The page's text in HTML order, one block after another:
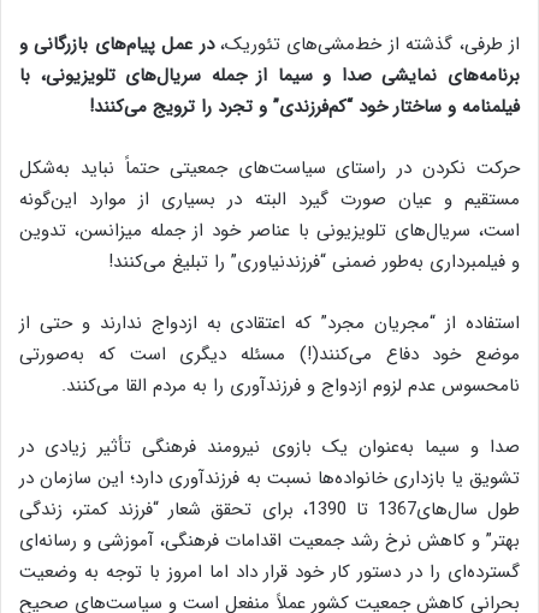
از طرفی، گذشته از خط‌مشی‌های تئوریک،در عمل پیام‌های بازرگانی و
برنامه‌های نمایشی صدا و سیما از جمله سریال‌های تلویزیونی، با
فیلمنامه و ساختار خود “کم‌فرزندی” و تجرد را ترویج می‌کنند!
حرکت نکردن در راستای سیاست‌های جمعیتی حتماً نباید به‌شکل
مستقیم و عیان صورت گیرد البته در بسیاری از موارد این‌گونه
است، سریال‌های تلویزیونی با عناصر خود از جمله میزانسن، تدوین
و فیلمبرداری به‌طور ضمنی “فرزندنیاوری” را تبلیغ می‌کنند!
استفاده از “مجریان مجرد” که اعتقادی به ازدواج ندارند و حتی از
موضع خود دفاع می‌کنند(!) مسئله دیگری است که به‌صورتی
نامحسوس عدم لزوم ازدواج و فرزندآوری را به مردم القا می‌کنند.
صدا و سیما به‌عنوان یک بازوی نیرومند فرهنگی تأثیر زیادی در
تشویق یا بازداری خانواده‌ها نسبت به فرزندآوری دارد؛ این سازمان در
طول سال‌های1367 تا 1390، برای تحقق شعار “فرزند کمتر، زندگی
بهتر” و کاهش نرخ رشد جمعیت اقدامات فرهنگی، آموزشی و رسانه‌ای
گسترده‌ای را در دستور کار خود قرار داد اما امروز با توجه به وضعیت
بحرانی کاهش جمعیت کشور عملاً منفعل‌ است و سیاست‌های صحیح